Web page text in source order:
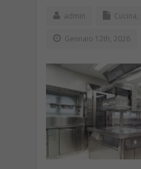
admin Cucina,
Gennaio 12th, 2026